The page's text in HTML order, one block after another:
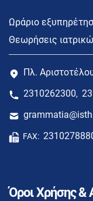
Ωράριο
Θεωρήσεις
Πλ.
2310262300,
FAX:
Όροι Χρήσης &